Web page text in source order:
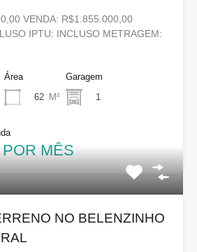
VENDA: R$1.855.000,00
IPTU: INCLUSO METRAGEM:
Área
62 M²
Garagem
1
MÊS
NO BELENZINHO